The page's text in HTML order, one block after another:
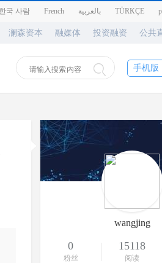
국 사람 French بالعربية TÜRKÇE
澜森资本 融媒体 投资融资 公共
手机版
wangjing
0
粉丝
15118
阅读